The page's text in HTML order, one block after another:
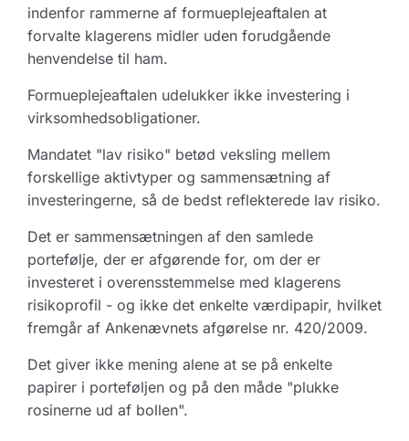
indenfor rammerne af formueplejeaftalen at
forvalte klagerens midler uden forudgående
henvendelse til ham.
Formueplejeaftalen udelukker ikke investering i
virksomhedsobligationer.
Mandatet "lav risiko" betød veksling mellem
forskellige aktivtyper og sammensætning af
investeringerne, så de bedst reflekterede lav risiko.
Det er sammensætningen af den samlede
portefølje, der er afgørende for, om der er
investeret i overensstemmelse med klagerens
risikoprofil - og ikke det enkelte værdipapir, hvilket
fremgår af Ankenævnets afgørelse nr. 420/2009.
Det giver ikke mening alene at se på enkelte
papirer i porteføljen og på den måde "plukke
rosinerne ud af bollen".